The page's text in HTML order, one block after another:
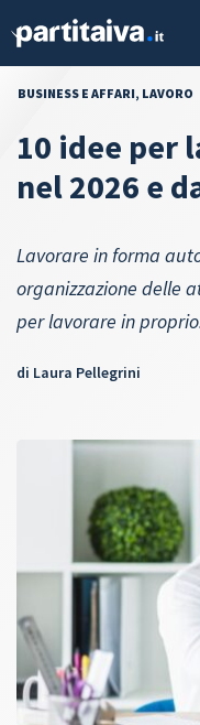
BUSINESS E AFFARI, LAVORO
10 idee per
nel 2026 e
Lavorare in forma
organizzazione delle
per lavorare in
di Laura Pellegrini